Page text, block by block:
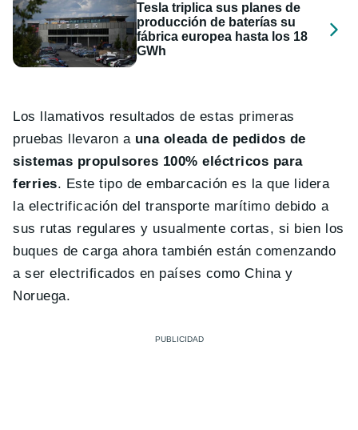
Tesla triplica sus planes de
producción de baterías su
fábrica europea hasta los 18
GWh
Los llamativos resultados de estas primeras
pruebas llevaron a una oleada de pedidos de
sistemas propulsores 100% eléctricos para
ferries. Este tipo de embarcación es la que lidera
la electrificación del transporte marítimo debido a
sus rutas regulares y usualmente cortas, si bien los
buques de carga ahora también están comenzando
a ser electrificados en países como China y
Noruega.